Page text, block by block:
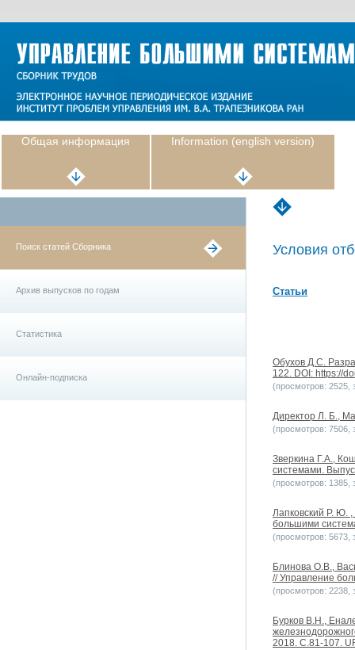
Общая информация Information (english version)
Поиск статей Сборника
Архив выпусков по годам
Статистика
Онлайн-подписка
Условия
Статьи
Обухов Д.С.
122. DOI: https://
(просмотров: 2525,
Директор Л. Б.,
(просмотров: 7506,
Зверкина Г.А.,
системами.
(просмотров: 1385,
Лапковский Р. Ю.
большими
(просмотров: 5673,
Блинова О.В.,
// Управление
(просмотров: 2238,
Бурков В.Н.,
2018. С.81-107.